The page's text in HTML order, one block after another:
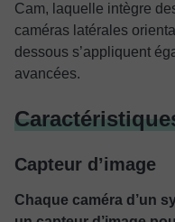
Cam, laquelle intègre
caméras latérales
dessous s’appliquent
avancées.
Capteur d’image
Chaque caméra d’un